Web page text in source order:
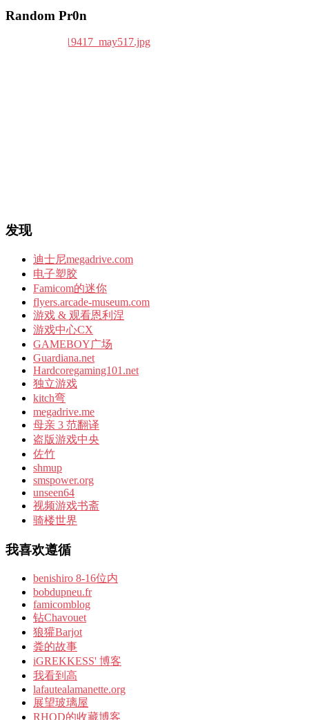
Random Pr0n
发现
迪士尼megadrive.com
电子塑胶
Famicom的迷你
flyers.arcade-museum.com
游戏 & 观看恩利涅
游戏中心CX
GAMEBOY广场
Guardiana.net
Hardcoregaming101.net
独立游戏
kitch弯
megadrive.me
母亲 3 范翻译
盗版游戏中央
佐竹
shmup
smspower.org
unseen64
视频游戏书斋
骑楼世界
我喜欢遵循
benishiro 8-16位内
bobdupneu.fr
famicomblog
钻Chavouet
狼獾Barjot
粪的故事
iGREKKESS' 博客
我看到高
lafautealamanette.org
展望玻璃屋
RHOD的收藏博客